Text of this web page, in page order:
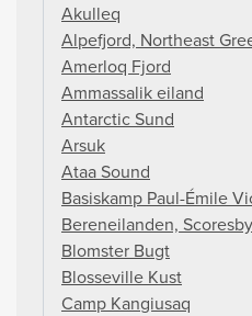
Akulleq
Alpefjord, Northeast
Amerloq Fjord
Ammassalik eiland
Antarctic Sund
Arsuk
Ataa Sound
Basiskamp Paul-Émile
Bereneilanden,
Blomster Bugt
Blosseville Kust
Camp Kangiusaq